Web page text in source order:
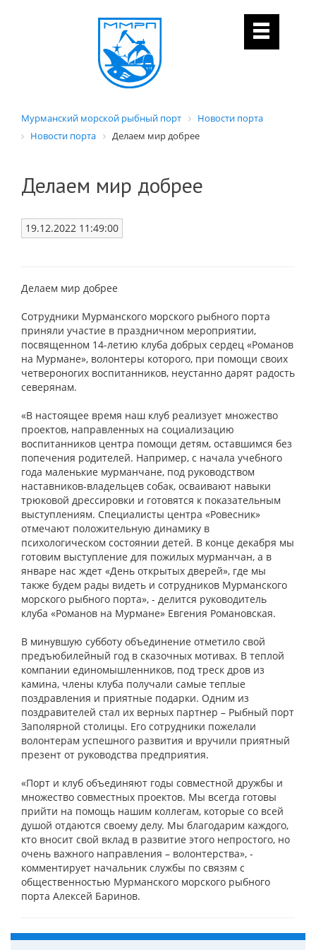
Мурманский морской рыбный порт
Новости порта
Новости порта
Делаем мир добрее
Делаем мир добрее
19.12.2022 11:49:00
Делаем мир добрее
Сотрудники Мурманского морского рыбного порта
приняли участие в праздничном мероприятии,
посвященном 14-летию клуба добрых сердец «Романов
на Мурмане», волонтеры которого, при помощи своих
четвероногих воспитанников, неустанно дарят радость
северянам.
«В настоящее время наш клуб реализует множество
проектов, направленных на социализацию
воспитанников центра помощи детям, оставшимся без
попечения родителей. Например, с начала учебного
года маленькие мурманчане, под руководством
наставников-владельцев собак, осваивают навыки
трюковой дрессировки и готовятся к показательным
выступлениям. Специалисты центра «Ровесник»
отмечают положительную динамику в
психологическом состоянии детей. В конце декабря мы
готовим выступление для пожилых мурманчан, а в
январе нас ждет «День открытых дверей», где мы
также будем рады видеть и сотрудников Мурманского
морского рыбного порта», - делится руководитель
клуба «Романов на Мурмане» Евгения Романовская.
В минувшую субботу объединение отметило свой
предъюбилейный год в сказочных мотивах. В теплой
компании единомышленников, под треск дров из
камина, члены клуба получали самые теплые
поздравления и приятные подарки. Одним из
поздравителей стал их верных партнер – Рыбный порт
Заполярной столицы. Его сотрудники пожелали
волонтерам успешного развития и вручили приятный
презент от руководства предприятия.
«Порт и клуб объединяют годы совместной дружбы и
множество совместных проектов. Мы всегда готовы
прийти на помощь нашим коллегам, которые со всей
душой отдаются своему делу. Мы благодарим каждого,
кто вносит свой вклад в развитие этого непростого, но
очень важного направления – волонтерства», -
комментирует начальник службы по связям с
общественностью Мурманского морского рыбного
порта Алексей Баринов.